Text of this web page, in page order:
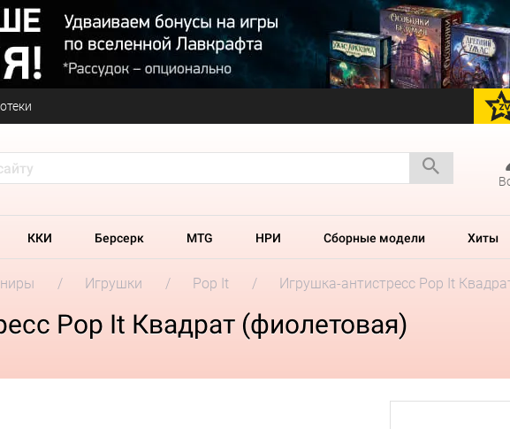
ККИ Берсерк MTG НРИ Сборные модели Хиты
Игрушки Pop It Игрушка-антистресс Pop It
Pop It Квадрат (фиолетовая)